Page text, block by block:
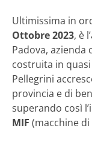
Ultimissima in
Ottobre 2023, è
Padova, azienda
costruita in
Pellegrini
provincia e di
superando così
MIF (macchine